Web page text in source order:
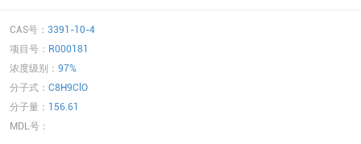
CAS号： 3391-10-4
项目号： R000181
浓度级别： 97%
分子式： C8H9ClO
分子量： 156.61
MDL号：